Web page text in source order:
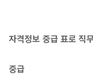
자격정보 중급 표로 직
중급